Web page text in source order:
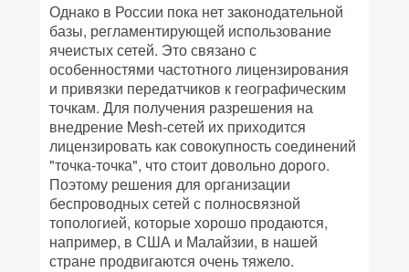
Однако в России пока нет законодательной
базы, регламентирующей использование
ячеистых сетей. Это связано с
особенностями частотного лицензирования
и привязки передатчиков к географическим
точкам. Для получения разрешения на
внедрение Mesh-сетей их приходится
лицензировать как совокупность соединений
"точка-точка", что стоит довольно дорого.
Поэтому решения для организации
беспроводных сетей с полносвязной
топологией, которые хорошо продаются,
например, в США и Малайзии, в нашей
стране продвигаются очень тяжело.